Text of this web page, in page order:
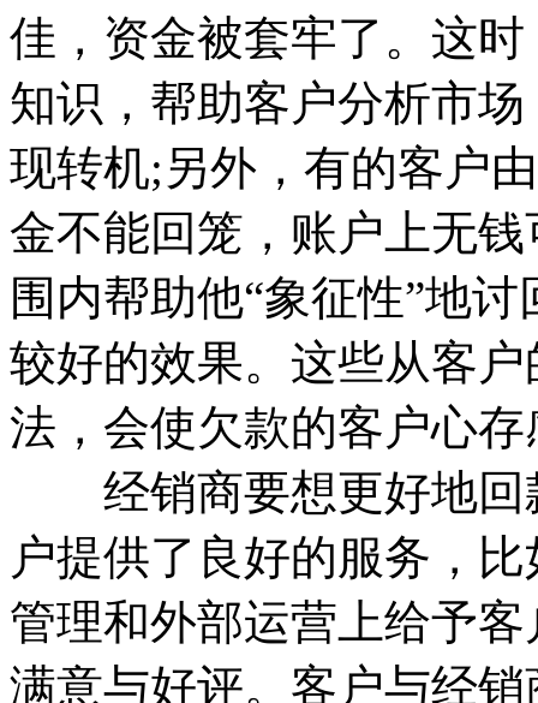
佳，资金被套牢了。这
知识，帮助客户分析市
现转机;另外，有的客户
金不能回笼，账户上无
围内帮助他“象征性”地
较好的效果。这些从客
法，会使欠款的客户心
经销商要想更好地回
户提供了良好的服务，
管理和外部运营上给予
满意与好评。客户与经